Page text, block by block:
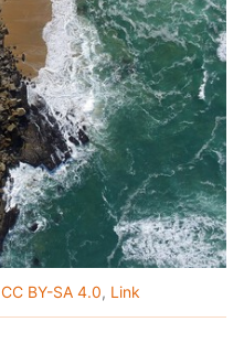
CC BY-SA 4.0, Link